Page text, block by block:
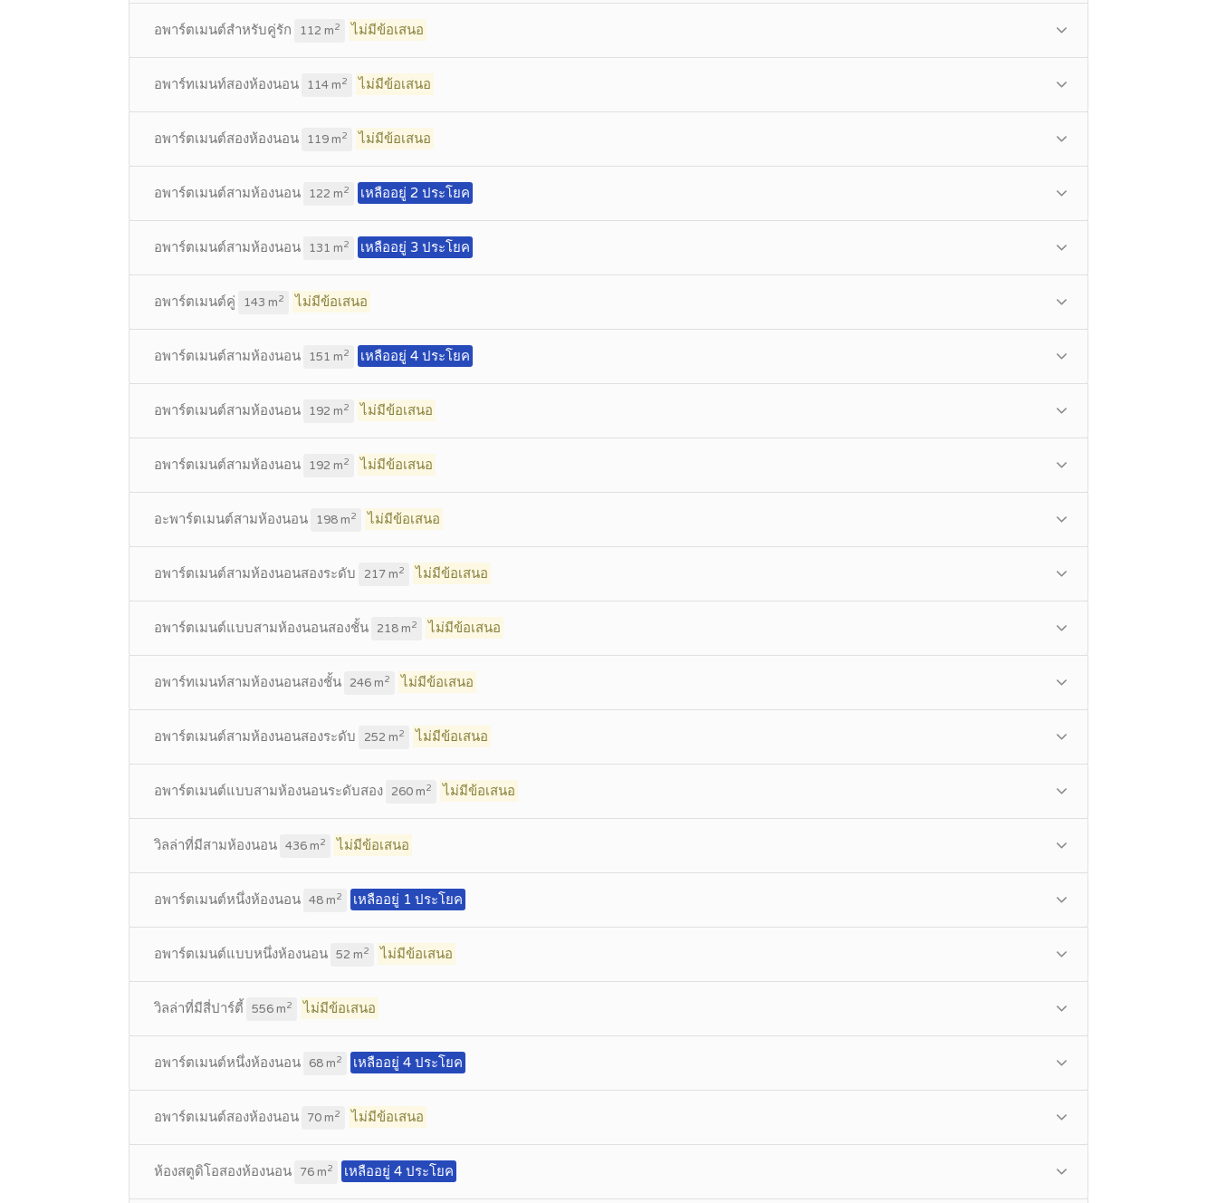
อพาร์ตเมนต์สำหรับคู่รัก 112 m2 ไม่มีข้อเสนอ
อพาร์ทเมนท์สองห้องนอน 114 m2 ไม่มีข้อเสนอ
อพาร์ตเมนต์สองห้องนอน 119 m2 ไม่มีข้อเสนอ
อพาร์ตเมนต์สามห้องนอน 122 m2 เหลืออยู่ 2 ประโยค
อพาร์ตเมนต์สามห้องนอน 131 m2 เหลืออยู่ 3 ประโยค
อพาร์ตเมนต์คู่ 143 m2 ไม่มีข้อเสนอ
อพาร์ตเมนต์สามห้องนอน 151 m2 เหลืออยู่ 4 ประโยค
อพาร์ตเมนต์สามห้องนอน 192 m2 ไม่มีข้อเสนอ
อพาร์ตเมนต์สามห้องนอน 192 m2 ไม่มีข้อเสนอ
อะพาร์ตเมนต์สามห้องนอน 198 m2 ไม่มีข้อเสนอ
อพาร์ตเมนต์สามห้องนอนสองระดับ 217 m2 ไม่มีข้อเสนอ
อพาร์ตเมนต์แบบสามห้องนอนสองชั้น 218 m2 ไม่มีข้อเสนอ
อพาร์ทเมนท์สามห้องนอนสองชั้น 246 m2 ไม่มีข้อเสนอ
อพาร์ตเมนต์สามห้องนอนสองระดับ 252 m2 ไม่มีข้อเสนอ
อพาร์ตเมนต์แบบสามห้องนอนระดับสอง 260 m2 ไม่มีข้อเสนอ
วิลล่าที่มีสามห้องนอน 436 m2 ไม่มีข้อเสนอ
อพาร์ตเมนต์หนึ่งห้องนอน 48 m2 เหลืออยู่ 1 ประโยค
อพาร์ตเมนต์แบบหนึ่งห้องนอน 52 m2 ไม่มีข้อเสนอ
วิลล่าที่มีสี่ปาร์ตี้ 556 m2 ไม่มีข้อเสนอ
อพาร์ตเมนต์หนึ่งห้องนอน 68 m2 เหลืออยู่ 4 ประโยค
อพาร์ตเมนต์สองห้องนอน 70 m2 ไม่มีข้อเสนอ
ห้องสตูดิโอสองห้องนอน 76 m2 เหลืออยู่ 4 ประโยค